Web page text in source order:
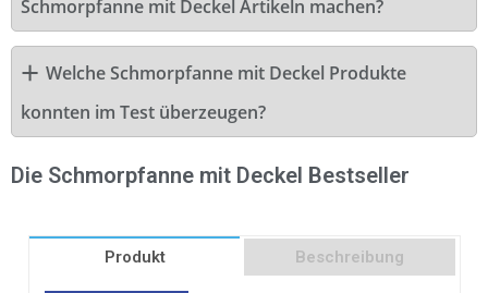
Schmorpfanne mit Deckel Artikeln machen?
Welche Schmorpfanne mit Deckel Produkte
konnten im Test überzeugen?
Die Schmorpfanne mit Deckel Bestseller
Produkt Beschreibung